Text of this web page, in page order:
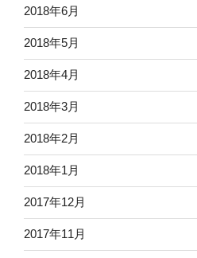
2018年6月
2018年5月
2018年4月
2018年3月
2018年2月
2018年1月
2017年12月
2017年11月